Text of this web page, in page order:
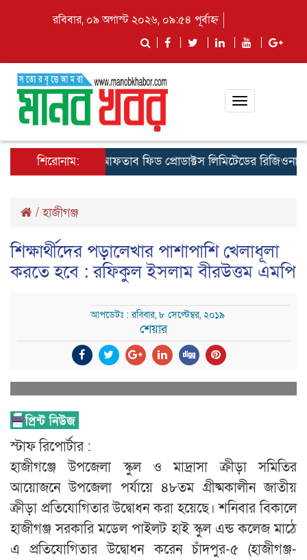
রবিবার, ০৯ অগাস্ট ২০২৬, ০৯:৫৪ পূর্বাহ্ন
Toggle
শিরোনাম:
কুমিল্লায় আফতাব ফিড প্রোডাক্টস লিমিটেডের রিজিওনাল মিট
/হাজীগঞ্জ
শিক্ষার্থীদের পড়ালেখার পাশাপাশি খেলাধূলা
করতে হবে : রফিকুল ইসলাম বীরউত্তম এমপি
আপডেটঃ : রবিবার, ৮ সেপ্টেম্বর, ২০১৯
শেয়ার
স্টাফ রিপোর্টার :
হাজীগঞ্জে উপজেলা স্কুল ও মাদ্রাসা ক্রীড়া সমিতির
আয়োজনে উপজেলা পর্যায়ে ৪৮তম গ্রীষ্মকালীন জাতীয়
ক্রীড়া প্রতিযোগিতার উদ্বোধন করা হয়েছে। শনিবার বিকালে
হাজীগঞ্জ সরকারি মডেল পাইলট হাই স্কুল এন্ড কলেজ মাঠে
এ প্রতিযোগিতার উদ্বোধন করেন চাঁদপুর-৫ (হাজীগঞ্জ-